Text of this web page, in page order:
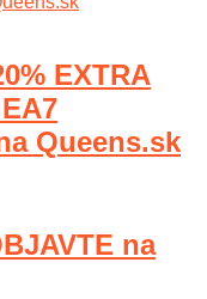
EXTRA
Queens.sk
na